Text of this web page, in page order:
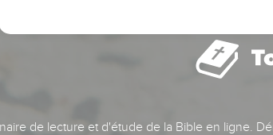
de lecture et d'étude de la Bible en ligne.